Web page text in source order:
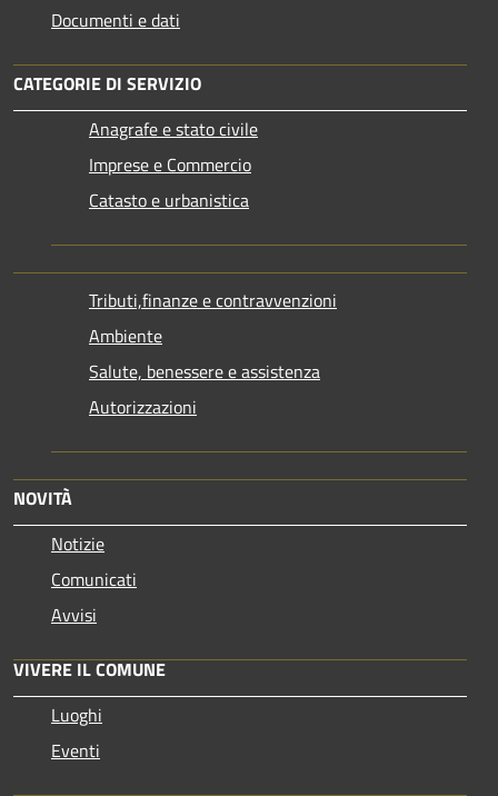
Documenti e dati
CATEGORIE DI SERVIZIO
Anagrafe e stato civile
Imprese e Commercio
Catasto e urbanistica
Tributi,finanze e contravvenzioni
Ambiente
Salute, benessere e assistenza
Autorizzazioni
NOVITÀ
Notizie
Comunicati
Avvisi
VIVERE IL COMUNE
Luoghi
Eventi